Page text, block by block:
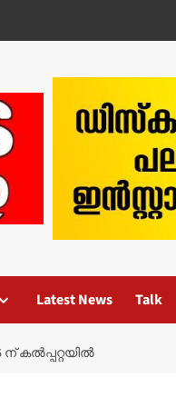
Latest News Talk
കല്‍പ്പറ്റയില്‍